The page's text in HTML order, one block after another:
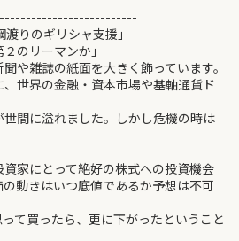
りのギリシャ支援」
のリーマンか」
や雑誌の紙面を大きく飾っています。
世界の金融・資本市場や基軸通貨ド
間に溢れました。しかし危機の時は
家にとって絶好の株式への投資機会
動きはいつ底値であるか予想は不可
て買ったら、更に下がったということ